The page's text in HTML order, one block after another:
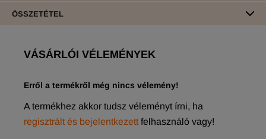
ÖSSZETÉTEL
VÁSÁRLÓI VÉLEMÉNYEK
Erről a termékről még nincs vélemény!
A termékhez akkor tudsz véleményt írni, ha
regisztrált és bejelentkezett felhasználó vagy!